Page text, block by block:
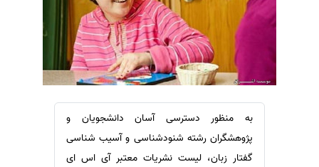
ترجمه عربی به فارسی
مشاهده همه زبان ها
سفارش ویرایش
سفارش پارافریز
سفارش فرمت‌بندی
سفارش کاهش کمیت
سفارش معرفی مجله
سفارش معرفی مقاله
سفارش معرفی کتاب
به منظور دسترسی آسان دانشجویان و
پژوهشگران رشته شنودشناسی و آسیب شناسی
گفتار زبان، لیست نشریات معتبر آی اس ای